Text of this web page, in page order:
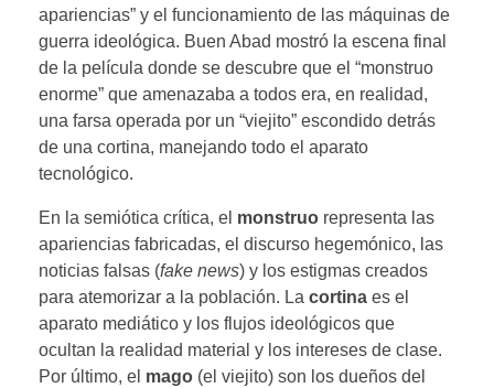
apariencias” y el funcionamiento de las máquinas de
guerra ideológica. Buen Abad mostró la escena final
de la película donde se descubre que el “monstruo
enorme” que amenazaba a todos era, en realidad,
una farsa operada por un “viejito” escondido detrás
de una cortina, manejando todo el aparato
tecnológico.
En la semiótica crítica, el monstruo representa las
apariencias fabricadas, el discurso hegemónico, las
noticias falsas (fake news) y los estigmas creados
para atemorizar a la población. La cortina es el
aparato mediático y los flujos ideológicos que
ocultan la realidad material y los intereses de clase.
Por último, el mago (el viejito) son los dueños del